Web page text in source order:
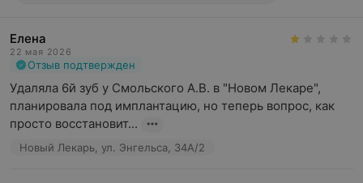
Елена
22 мая 2026
Отзыв подтвержден
Удаляла 6й зуб у Смольского А.В. в "Новом Лекаре",
планировала под имплантацию, но теперь вопрос, как
просто восстановит...
Новый Лекарь, ул. Энгельса, 34А/2